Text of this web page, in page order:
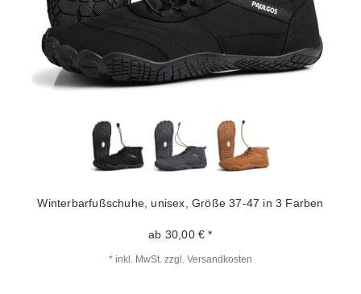
Winterbarfußschuhe, unisex, Größe 37-47 in 3 Farben
ab 30,00 € *
* inkl. MwSt. zzgl. Versandkosten